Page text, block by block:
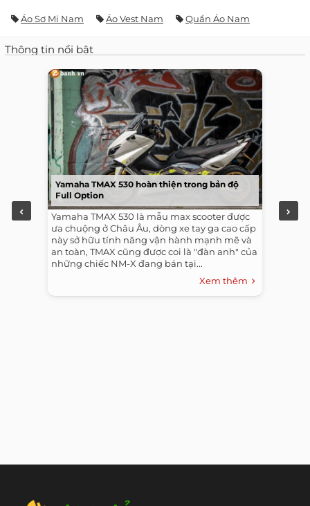
Áo Sơ Mi Nam Áo Vest Nam Quần Áo Nam
Thông tin nổi bật
Yamaha TMAX 530 hoàn thiện trong bản độ
Full Option
Yamaha TMAX 530 là mẫu max scooter được
ưa chuộng ở Châu Âu, dòng xe tay ga cao cấp
này sở hữu tính năng vận hành mạnh mẽ và
an toàn, TMAX cũng được coi là "đàn anh" của
những chiếc NM-X đang bán tại...
Xem thêm